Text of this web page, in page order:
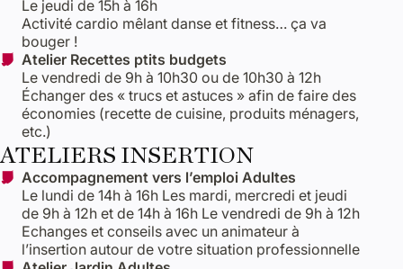
Le jeudi de 15h à 16h
Activité cardio mêlant danse et fitness… ça va
bouger !
Atelier Recettes ptits budgets
Le vendredi de 9h à 10h30 ou de 10h30 à 12h
Échanger des « trucs et astuces » afin de faire des
économies (recette de cuisine, produits ménagers,
etc.)
ATELIERS INSERTION
Accompagnement vers l’emploi Adultes
Le lundi de 14h à 16h Les mardi, mercredi et jeudi
de 9h à 12h et de 14h à 16h Le vendredi de 9h à 12h
Echanges et conseils avec un animateur à
l’insertion autour de votre situation professionnelle